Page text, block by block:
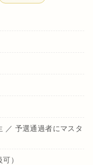
／ 予選通過者にマスタ
）